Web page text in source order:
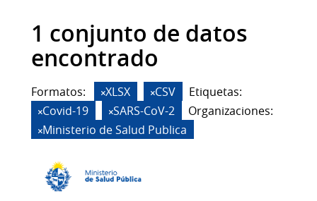
1 conjunto de datos
encontrado
Formatos: XLSX CSV
Etiquetas:
Covid-19
SARS-CoV-2
Organizaciones:
Ministerio de Salud Publica